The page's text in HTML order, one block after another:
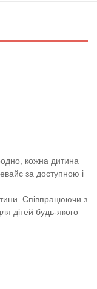
кожна дитина
за доступною і
Співпрацюючи з
дітей будь-якого